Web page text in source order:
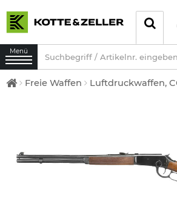
Menü
Freie Waffen Luftdruckwaffen,